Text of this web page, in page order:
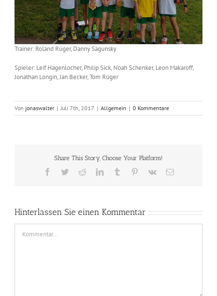
Trainer: Roland Rüger, Danny Sagunsky
Spieler: Leif Hagenlocher, Philip Sick, Noah Schenker, Leon Makaroff,
Jonathan Longin, Jan Becker, Tom Rüger
Von jonaswalter | Juli 7th, 2017 | Allgemein | 0 Kommentare
Share This Story, Choose Your Platform!
Facebook
TwitterRedditLinkedInTumblr Pinterest
Vk
E-
Hinterlassen Sie einen Kommentar